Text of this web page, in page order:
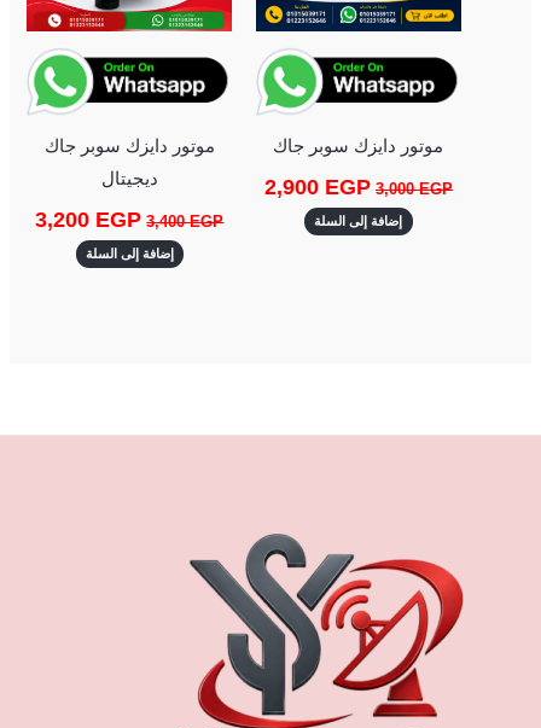
موتور دايزك سوبر جاك
3,000EGP
2,900 EGP
إضافة إلى السلة
موتور دايزك سوبر جاك
ديجيتال
3,400EGP
3,200 EGP
إضافة إلى السلة